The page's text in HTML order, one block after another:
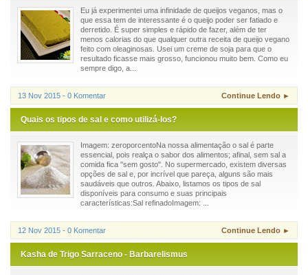
Eu já experimentei uma infinidade de queijos veganos, mas o
que essa tem de interessante é o queijo poder ser fatiado e
derretido. É super simples e rápido de fazer, além de ter
menos calorias do que qualquer outra receita de queijo vegano
feito com oleaginosas. Usei um creme de soja para que o
resultado ficasse mais grosso, funcionou muito bem. Como eu
sempre digo, a...
13 Nov 2015 - 0 Komentar Continue Lendo ►
Quais os tipos de sal e como utilizá-los?
Imagem: zeroporcentoNa nossa alimentação o sal é parte
essencial, pois realça o sabor dos alimentos; afinal, sem sal a
comida fica "sem gosto". No supermercado, existem diversas
opções de sal e, por incrível que pareça, alguns são mais
saudáveis que outros. Abaixo, listamos os tipos de sal
disponíveis para consumo e suas principais
características:Sal refinadoImagem: ...
12 Nov 2015 - 0 Komentar Continue Lendo ►
Kasha de Trigo Sarraceno - Barbarelismus